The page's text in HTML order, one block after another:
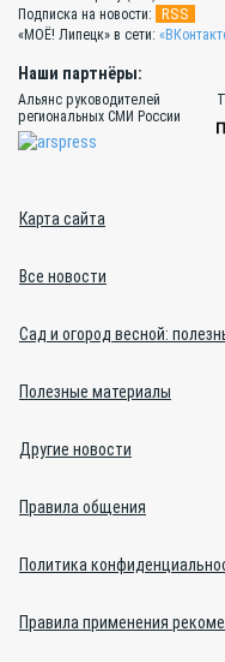
Подписка на новости:
RSS
«МОЁ! Липецк» в сети:
Наши партнёры:
Альянс руководителей
региональных СМИ России
Карта сайта
Все новости
Сад и огород весной:
Полезные материалы
Другие новости
Правила общения
Политика
Правила применения